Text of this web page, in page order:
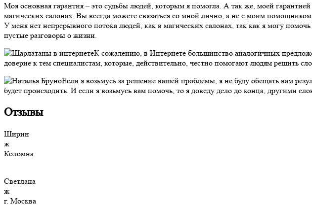
Моя основная гарантия – это судьбы людей, которым я помогла. А так же, моей
магических салонах. Вы всегда можете связаться со мной лично, а не с моим
У меня нет непрерывного потока людей, как в магических салонах, так как я могу
пустые разговоры о жизни.
К сожалению, в Интернете большинство аналогичных
доверие к тем специалистам, которые, действительно, честно помогают людям решить
Если я возьмусь за решение вашей проблемы, я не буду обещать вам
будет происходить. И если я возьмусь вам помочь, то я доведу дело до конца, другими
Отзывы
Ширин
ж
Коломна
Светлана
ж
г. Москва